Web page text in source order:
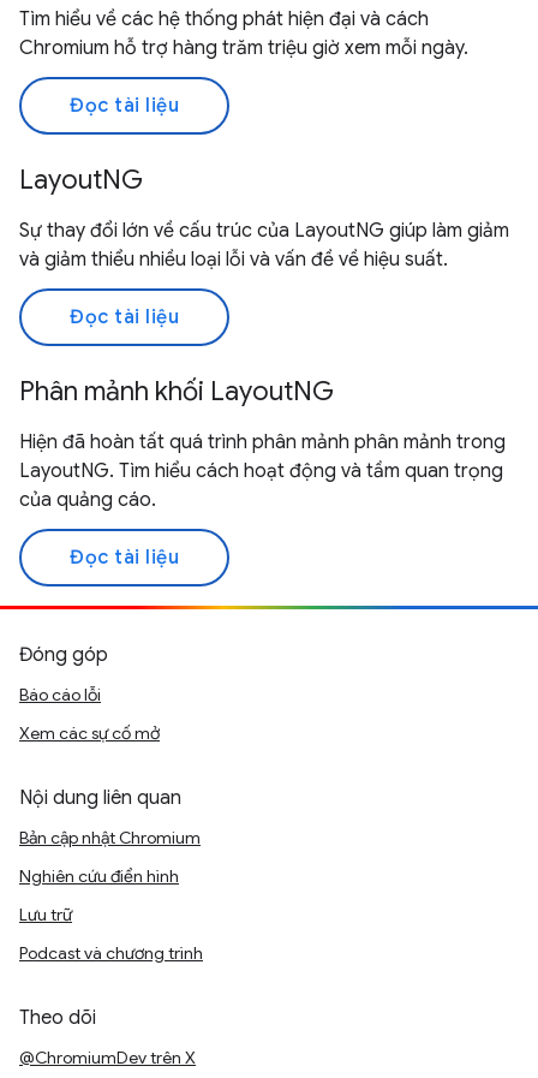
Tìm hiểu về các hệ thống phát hiện đại và cách
Chromium hỗ trợ hàng trăm triệu giờ xem mỗi ngày.
Đọc tài liệu
LayoutNG
Sự thay đổi lớn về cấu trúc của LayoutNG giúp làm giảm
và giảm thiểu nhiều loại lỗi và vấn đề về hiệu suất.
Đọc tài liệu
Phân mảnh khối LayoutNG
Hiện đã hoàn tất quá trình phân mảnh phân mảnh trong
LayoutNG. Tìm hiểu cách hoạt động và tầm quan trọng
của quảng cáo.
Đọc tài liệu
Đóng góp
Báo cáo lỗi
Xem các sự cố mở
Nội dung liên quan
Bản cập nhật Chromium
Nghiên cứu điển hình
Lưu trữ
Podcast và chương trình
Theo dõi
@ChromiumDev trên X